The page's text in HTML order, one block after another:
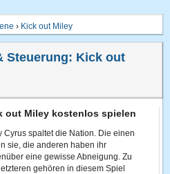
› Kick out Miley
Steuerung: Kick out
out Miley kostenlos spielen
Cyrus spaltet die Nation. Die einen
sie, die anderen haben ihr
eine gewisse Abneigung. Zu
gehören in diesem Spiel